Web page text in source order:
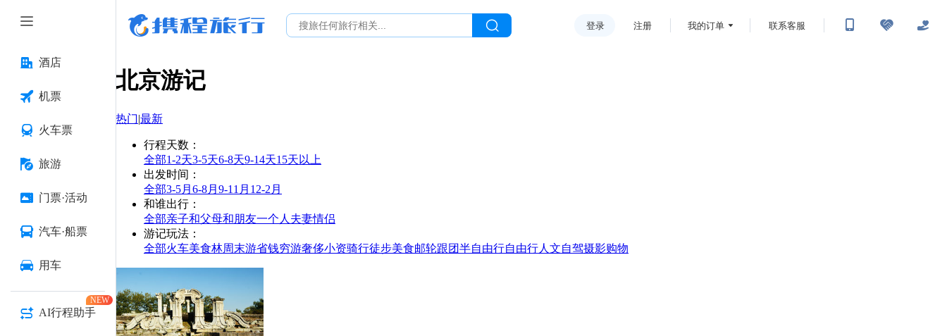
酒店
机票
火车票
旅游
门票·活动
汽车·船票
用车
AI行程助手
NEW
登录 注册 我的订单 联系客服
北京游记
热门|最新
行程天数 ：
全部1-2天3-5天6-8天9-14天15天以上
出发时间 ：
全部3-5月 6-8月 9-11月 12-2月
和谁出行 ：
全部亲子和父母和朋友一个人 夫妻情侣
游记玩法 ：
全部火车美食林周末游省钱穷游奢侈小资骑行徒步美食邮轮跟团半自由行自由行人文自驾摄影购物